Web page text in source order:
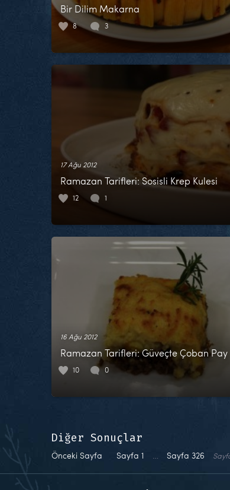
Bir Dilim Makarna
8 3
17 Ağu 2012
Ramazan Tarifleri: Sosisli Krep Kulesi
12 1
16 Ağu 2012
Ramazan Tarifleri: Güveçte Çoban Pay
10 0
Diğer Sonuçlar
Önceki Sayfa Sayfa 1 … Sayfa 326